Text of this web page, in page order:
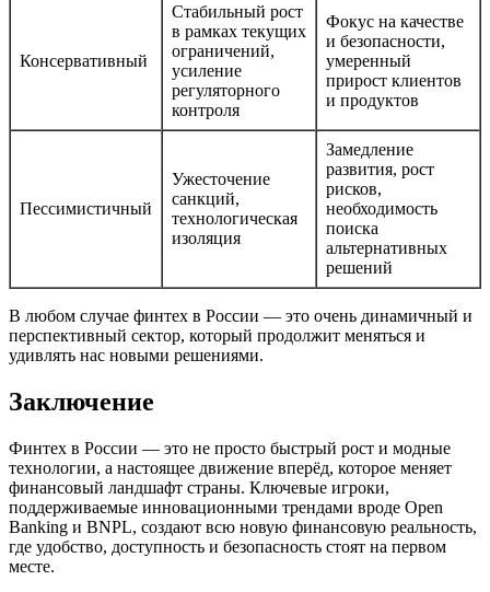
Консервативный
Стабильный рост
в рамках текущих
ограничений,
усиление
регуляторного
контроля
Фокус на качестве
и безопасности,
умеренный
прирост клиентов
и продуктов
Пессимистичный
Ужесточение
санкций,
технологическая
изоляция
Замедление
развития, рост
рисков,
необходимость
поиска
альтернативных
решений
В любом случае финтех в России — это очень динамичный и
перспективный сектор, который продолжит меняться и
удивлять нас новыми решениями.
Заключение
Финтех в России — это не просто быстрый рост и модные
технологии, а настоящее движение вперёд, которое меняет
финансовый ландшафт страны. Ключевые игроки,
поддерживаемые инновационными трендами вроде Open
Banking и BNPL, создают всю новую финансовую реальность,
где удобство, доступность и безопасность стоят на первом
месте.